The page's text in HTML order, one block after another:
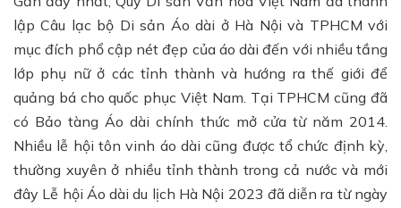
lập Câu lạc bộ Di sản Áo dài ở Hà Nội và TPHCM với
mục đích phổ cập nét đẹp của áo dài đến với nhiều tầng
lớp phụ nữ ở các tỉnh thành và hướng ra thế giới để
quảng bá cho quốc phục Việt Nam. Tại TPHCM cũng đã
có Bảo tàng Áo dài chính thức mở cửa từ năm 2014.
Nhiều lễ hội tôn vinh áo dài cũng được tổ chức định kỳ,
thường xuyên ở nhiều tỉnh thành trong cả nước và mới
đây Lễ hội Áo dài du lịch Hà Nội 2023 đã diễn ra từ ngày